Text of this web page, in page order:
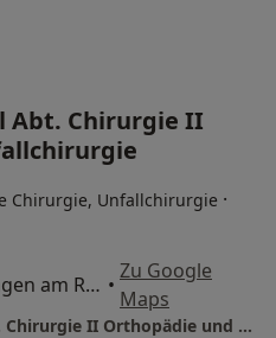
Abt. Chirurgie II
Chirurgie, Unfallchirurgie ·
Kapuzinerstr. 15-17, Bingen am Rhein •
Zu Google
Maps
Heilig-Geist-Hospital Abt. Chirurgie II Orthopädie und Unfallchirurgie